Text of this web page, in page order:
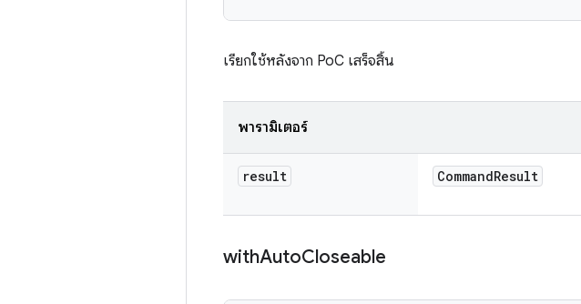
เรียกใช้หลังจาก PoC เสร็จสิ้น
พารามิเตอร์
result CommandResult
withAutoCloseable